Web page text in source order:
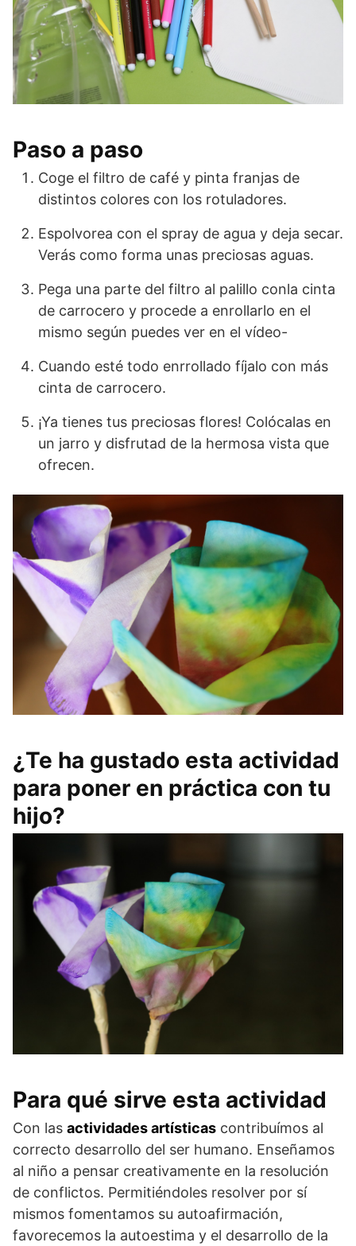
Paso a paso
Coge el filtro de café y pinta franjas de
distintos colores con los rotuladores.
Espolvorea con el spray de agua y deja secar.
Verás como forma unas preciosas aguas.
Pega una parte del filtro al palillo conla cinta
de carrocero y procede a enrollarlo en el
mismo según puedes ver en el vídeo-
Cuando esté todo enrrollado fíjalo con más
cinta de carrocero.
¡Ya tienes tus preciosas flores! Colócalas en
un jarro y disfrutad de la hermosa vista que
ofrecen.
¿Te ha gustado esta actividad
para poner en práctica con tu
hijo?
Para qué sirve esta actividad
Con las actividades artísticas contribuímos al
correcto desarrollo del ser humano. Enseñamos
al niño a pensar creativamente en la resolución
de conflictos. Permitiéndoles resolver por sí
mismos fomentamos su autoafirmación,
favorecemos la autoestima y el desarrollo de la